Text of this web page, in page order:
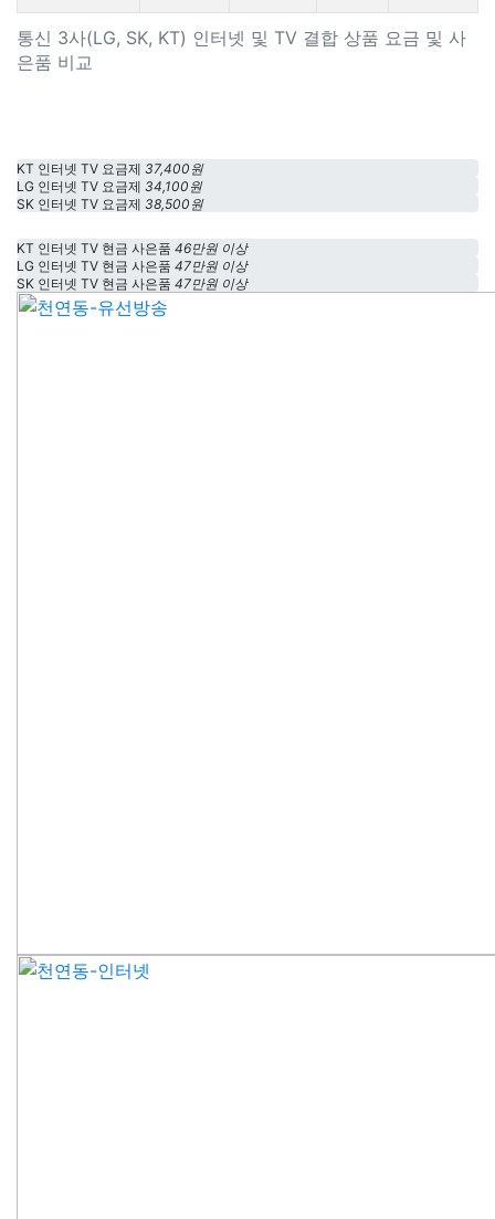
통신 3사(LG, SK, KT) 인터넷 및 TV 결합 상품 요금 및 사
은품 비교
KT 인터넷 TV 요금제 37,400원
LG 인터넷 TV 요금제 34,100원
SK 인터넷 TV 요금제 38,500원
KT 인터넷 TV 현금 사은품 46만원 이상
LG 인터넷 TV 현금 사은품 47만원 이상
SK 인터넷 TV 현금 사은품 47만원 이상